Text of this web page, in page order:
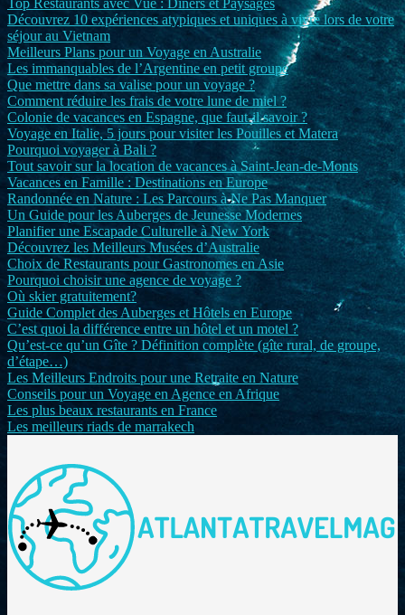
Top Restaurants avec Vue : Dîners et Paysages
Découvrez 10 expériences atypiques et uniques à vivre lors de votre
séjour au Vietnam
Meilleurs Plans pour un Voyage en Australie
Les immanquables de l’Argentine en petit groupe
Que mettre dans sa valise pour un voyage ?
Comment réduire les frais de votre lune de miel ?
Colonie de vacances en Espagne, que faut-il savoir ?
Voyage en Italie, 5 jours pour visiter les Pouilles et Matera
Pourquoi voyager à Bali ?
Tout savoir sur la location de vacances à Saint-Jean-de-Monts
Vacances en Famille : Destinations en Europe
Randonnée en Nature : Les Parcours à Ne Pas Manquer
Un Guide pour les Auberges de Jeunesse Modernes
Planifier une Escapade Culturelle à New York
Découvrez les Meilleurs Musées d’Australie
Choix de Restaurants pour Gastronomes en Asie
Pourquoi choisir une agence de voyage ?
Où skier gratuitement?
Guide Complet des Auberges et Hôtels en Europe
C’est quoi la différence entre un hôtel et un motel ?
Qu’est-ce qu’un Gîte ? Définition complète (gîte rural, de groupe,
d’étape…)
Les Meilleurs Endroits pour une Retraite en Nature
Conseils pour un Voyage en Agence en Afrique
Les plus beaux restaurants en France
Les meilleurs riads de marrakech